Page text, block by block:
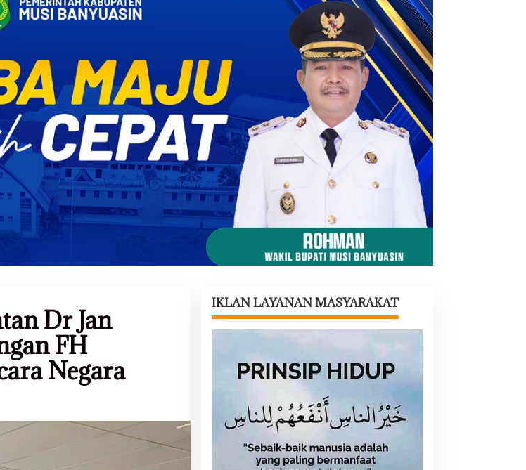
Dr Jan
FH
Negara
IKLAN LAYANAN MASYARAKAT